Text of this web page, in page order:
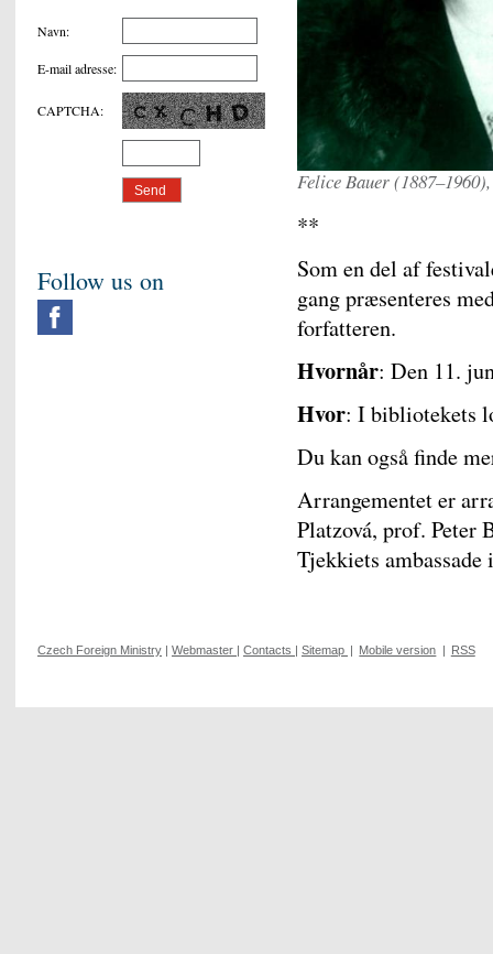
Felice Bauer
**
Som en del af
gang præsenteres
forfatteren.
Hvornår: Den 11.
Hvor: I bibliotekets
Du kan også finde
Arrangementet er
Platzová, prof. Peter
Tjekkiets ambassade
Navn:
E-mail adresse:
CAPTCHA:
Follow us on
Czech Foreign Ministry | Webmaster | Contacts | Sitemap | Mobile version | RSS